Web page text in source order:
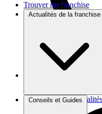
Trouver ma franchise
Actualités de la franchise
Brèves et actus
Conseils et Guides
Vos données sont